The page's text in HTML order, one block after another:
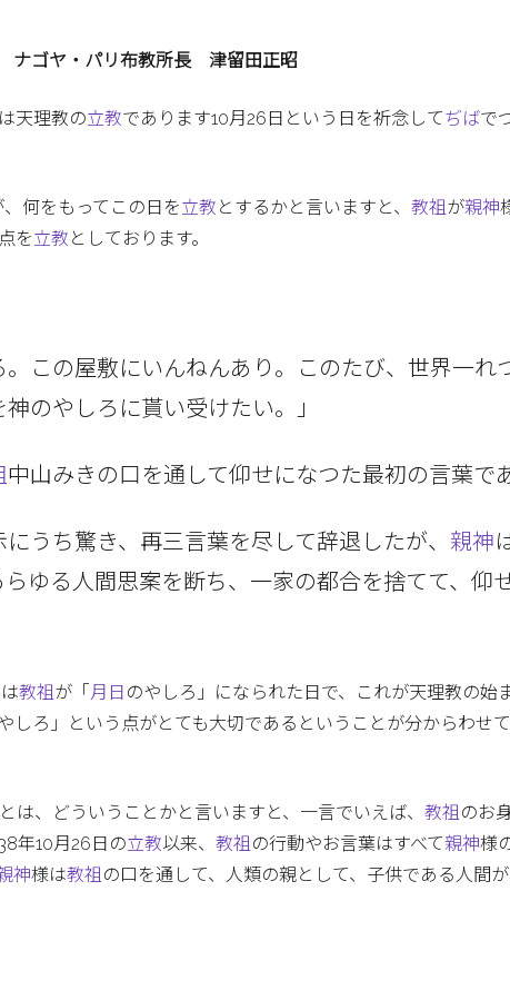
ナゴヤ・パリ布教所長 津留田正昭
天理教の立教であります10月26日という日を祈念してぢばで
何をもってこの日を立教 とするかと言いますと、 教祖が親神
を立教 としております。
。この屋敷にいんねんあり。このたび、世界一れ
のやしろに貰い受けたい。」
中山みきの口を通して仰せになつた最初の言葉で
うち驚き、再三言葉を尽して辞退したが、 親神
ゆる人間思案を断ち、一家の都合を捨てて、仰
教祖が「 月日 のやしろ」になられた日で、これが天理教の始
しろ」という点がとても大切であるということが分からわせ
は、どういうことかと言いますと、一言でいえば、 教祖 のお
年10月26日の立教以来、 教祖 の行動やお言葉はすべて親神様
神様は教祖 の口を通して、人類の親として、子供である人間